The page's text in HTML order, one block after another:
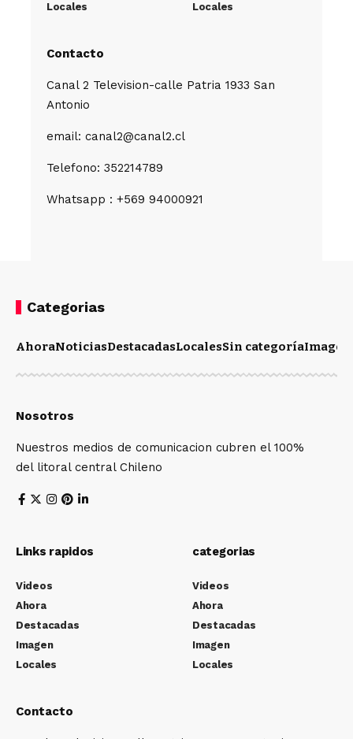
Locales
Locales
Contacto
Canal 2 Television-calle Patria 1933 San
Antonio
email: canal2@canal2.cl
Telefono: 352214789
Whatsapp : +569 94000921
Categorias
AhoraNoticiasDestacadasLocalesSin categoríaImagen
Nosotros
Nuestros medios de comunicacion cubren el 100%
del litoral central Chileno
Links rapidos
Videos
Ahora
Destacadas
Imagen
Locales
categorias
Videos
Ahora
Destacadas
Imagen
Locales
Contacto